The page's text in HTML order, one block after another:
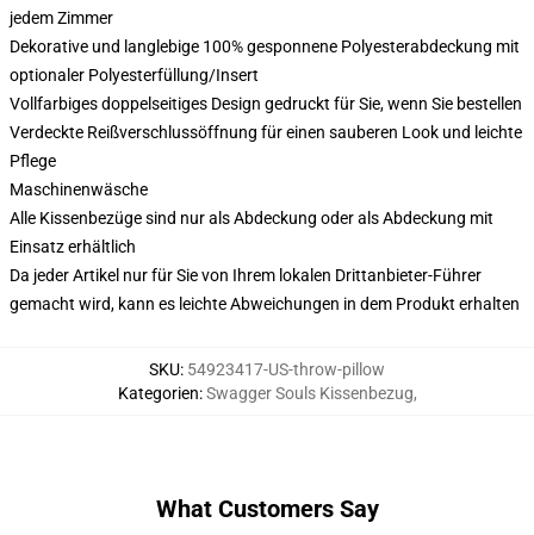
jedem Zimmer
Dekorative und langlebige 100% gesponnene Polyesterabdeckung mit
optionaler Polyesterfüllung/Insert
Vollfarbiges doppelseitiges Design gedruckt für Sie, wenn Sie bestellen
Verdeckte Reißverschlussöffnung für einen sauberen Look und leichte
Pflege
Maschinenwäsche
Alle Kissenbezüge sind nur als Abdeckung oder als Abdeckung mit
Einsatz erhältlich
Da jeder Artikel nur für Sie von Ihrem lokalen Drittanbieter-Führer
gemacht wird, kann es leichte Abweichungen in dem Produkt erhalten
SKU: 54923417-US-throw-pillow
Kategorien:Swagger Souls Kissenbezug,
What Customers Say